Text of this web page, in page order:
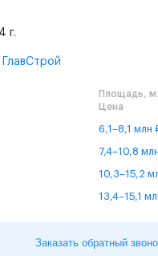
г.
ГлавСтрой
Площадь,
Цена
6,1–8,1 млн
7,4–10,8
10,3–15,2
13,4–15,1
Заказать обратный